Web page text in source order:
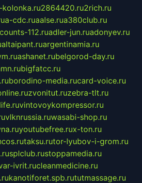
kolonka.ru2864420.ru2rich.ru
a-cdc.ruaalse.rua380club.ru
112.ruadler-jun.ruadonyev.ru
altaipant.ruargentinamia.ru
ashanet.rubelgorod-day.ru
bigfatcc.ru
borodino-media.rucard-voice.ru
zvonitut.ruzebra-tlt.ru
vintovoykompressor.ru
vlknrussia.ruwasabi-shop.ru
youtubefree.rux-ton.ru
taksu.rutor-lyubov-i-grom.ru
splclub.rustoppamedia.ru
ivrit.rucleanmedicine.ru
kanotiforet.spb.rututmassage.ru